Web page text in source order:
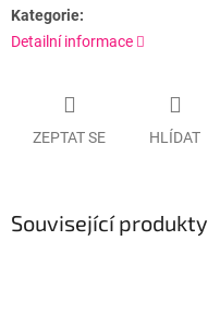
Kategorie:
Detailní informace
ZEPTAT SE HLÍDAT
Související produkty